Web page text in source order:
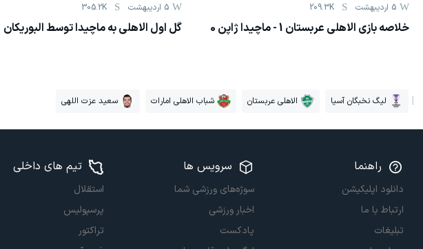
5 اردیبهشت 209.3K
خلاصه بازی الاهلی عربستان 1 - ماچیدا ژاپن 0
5 اردیبهشت 305.2K
گل اول الاهلی به ماچیدا توسط البوریکان
لیگ نخبگان آسیا الاهلی عربستان شباب الاهلی امارات سعید عزت اللهی
راهنما
دانلود اپلیکیشن
ارتباط با ما
تبلیغات
سرویس ها
سوژه‌های ورزشی شما
اخبار ورزشی
پادکست
تیم های داخلی
استقلال
پرسپولیس
تراکتور